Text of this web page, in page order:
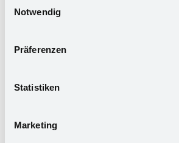
zu Sicherheits- und
Rechtsmittel einlegen können. Mit
willigen Sie in die oben beschriebenen
widerrufen. Mehr Informationen finden
Notwendig
Präferenzen
Statistiken
Marketing